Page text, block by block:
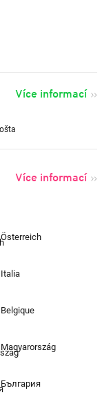
Více informací
Více informací
Österreich
Italia
Belgique
Magyarország
България